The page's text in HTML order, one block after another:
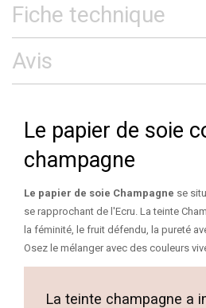
Fiche technique
Avis
Le papier de soie
champagne
Le papier de soie Champagne se
se rapprochant de l'Ecru. La teinte
la féminité, le fruit défendu, la pureté
Osez le mélanger avec des couleurs
La teinte champagne a